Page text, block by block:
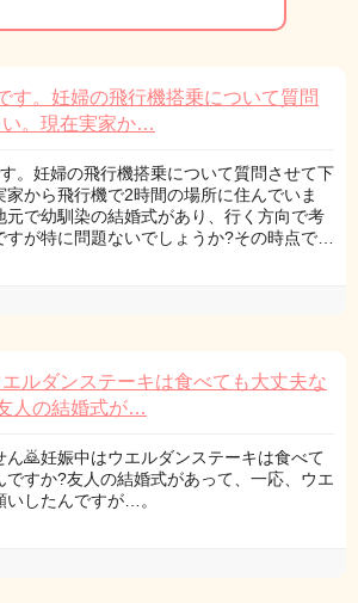
す。妊婦の飛行機搭乗について質問
い。現在実家か…
。妊婦の飛行機搭乗について質問させて下
家から飛行機で2時間の場所に住んでいま
元で幼馴染の結婚式があり、行く方向で考
すが特に問題ないでしょうか?その時点で…
ルダンステーキは食べても大丈夫な
人の結婚式が…
ん🙇妊娠中はウエルダンステーキは食べて
ですか?友人の結婚式があって、一応、ウエ
いしたんですが…。